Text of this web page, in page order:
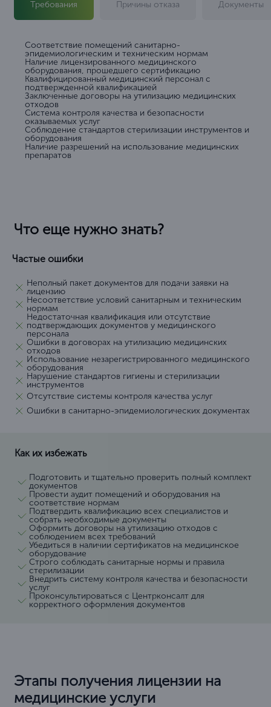
Требования Причины отказа Документы
Соответствие помещений санитарно-
эпидемиологическим и техническим нормам
Наличие лицензированного медицинского
оборудования, прошедшего сертификацию
Квалифицированный медицинский персонал с
подтвержденной квалификацией
Заключенные договоры на утилизацию медицинских
отходов
Система контроля качества и безопасности
оказываемых услуг
Соблюдение стандартов стерилизации инструментов и
оборудования
Наличие разрешений на использование медицинских
препаратов
Что еще нужно знать?
Частые ошибки
Неполный пакет документов для подачи заявки на
лицензию
Несоответствие условий санитарным и техническим
нормам
Недостаточная квалификация или отсутствие
подтверждающих документов у медицинского
персонала
Ошибки в договорах на утилизацию медицинских
отходов
Использование незарегистрированного медицинского
оборудования
Нарушение стандартов гигиены и стерилизации
инструментов
Отсутствие системы контроля качества услуг
Ошибки в санитарно-эпидемиологических документах
Как их избежать
Подготовить и тщательно проверить полный комплект
документов
Провести аудит помещений и оборудования на
соответствие нормам
Подтвердить квалификацию всех специалистов и
собрать необходимые документы
Оформить договоры на утилизацию отходов с
соблюдением всех требований
Убедиться в наличии сертификатов на медицинское
оборудование
Строго соблюдать санитарные нормы и правила
стерилизации
Внедрить систему контроля качества и безопасности
услуг
Проконсультироваться с Центрконсалт для
корректного оформления документов
Этапы получения лицензии на
медицинские услуги